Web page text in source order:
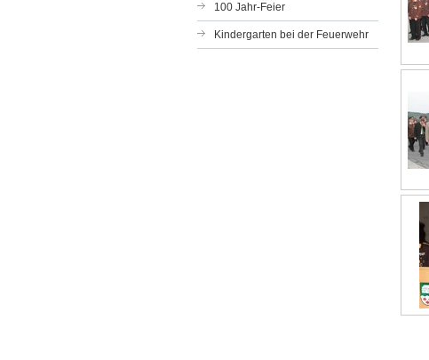
100 Jahr-Feier
Kindergarten bei der Feuerwehr